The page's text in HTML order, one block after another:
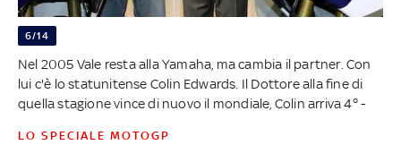
6/14
Nel 2005 Vale resta alla Yamaha, ma cambia il partner. Con
lui c'è lo statunitense Colin Edwards. Il Dottore alla fine di
quella stagione vince di nuovo il mondiale, Colin arriva 4° -
LO SPECIALE MOTOGP